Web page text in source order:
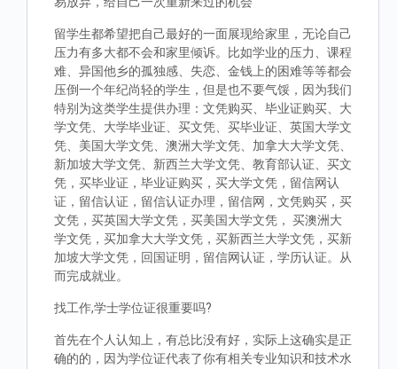
留学生都希望把自己最好的一面展现给家里，无论自己
压力有多大都不会和家里倾诉。比如学业的压力、课程
难、异国他乡的孤独感、失恋、金钱上的困难等等都会
压倒一个年纪尚轻的学生，但是也不要气馁，因为我们
特别为这类学生提供办理：文凭购买、毕业证购买、大
学文凭、大学毕业证、买文凭、买毕业证、英国大学文
凭、美国大学文凭、澳洲大学文凭、加拿大大学文凭、
新加坡大学文凭、新西兰大学文凭、教育部认证、买文
凭，买毕业证，毕业证购买，买大学文凭，留信网认
证，留信认证，留信认证办理，留信网，文凭购买，买
文凭，买英国大学文凭，买美国大学文凭， 买澳洲大
学文凭，买加拿大大学文凭，买新西兰大学文凭，买新
加坡大学文凭，回国证明，留信网认证，学历认证。从
而完成就业。
找工作,学士学位证很重要吗?
首先在个人认知上，有总比没有好，实际上这确实是正
确的的，因为学位证代表了你有相关专业知识和技术水